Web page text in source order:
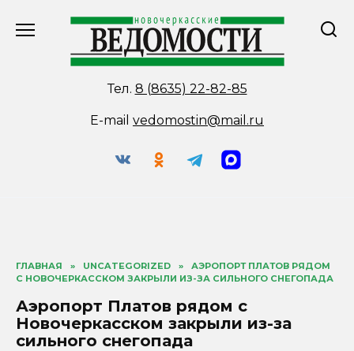
Тел. 8 (8635) 22-82-85
E-mail vedomostin@mail.ru
ГЛАВНАЯ » UNCATEGORIZED »
АЭРОПОРТ ПЛАТОВ РЯДОМ
С НОВОЧЕРКАССКОМ ЗАКРЫЛИ ИЗ-ЗА СИЛЬНОГО СНЕГОПАДА
Аэропорт Платов рядом с
Новочеркасском закрыли из-за
сильного снегопада